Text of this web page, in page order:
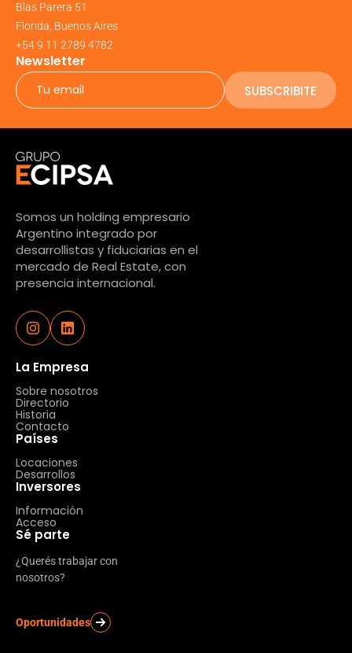
Blas Parera 51
Florida, Buenos Aires
+54 9 11 2789 4782
Newsletter
SUBSCRIBITE
Somos un holding empresario
Argentino integrado por
desarrollistas y fiduciarias en el
mercado de Real Estate, con
presencia internacional.
La Empresa
Sobre nosotros
Directorio
Historia
Contacto
Países
Locaciones
Desarrollos
Inversores
Información
Acceso
Sé parte
¿Querés trabajar con
nosotros?
Oportunidades